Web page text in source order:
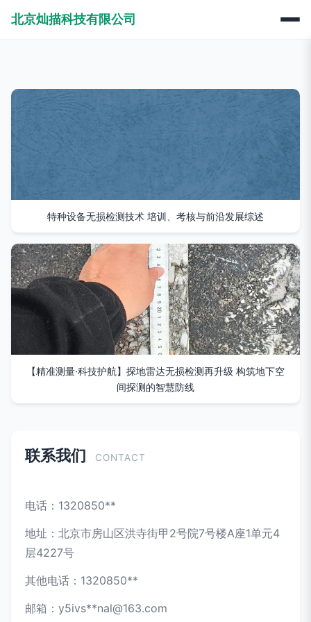
北京灿描科技有限公司
特种设备无损检测技术 培训、考核与前沿发展综述
【精准测量·科技护航】探地雷达无损检测再升级 构筑地下空
间探测的智慧防线
联系我们 CONTACT
电话：1320850**
地址：北京市房山区洪寺街甲2号院7号楼A座1单元4
层4227号
其他电话：1320850**
邮箱：y5ivs**nal@163.com